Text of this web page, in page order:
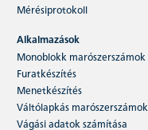
Mérésiprotokoll
Alkalmazások
Monoblokk marószerszámok
Furatkészítés
Menetkészítés
Váltólapkás marószerszámok
Vágási adatok számítása